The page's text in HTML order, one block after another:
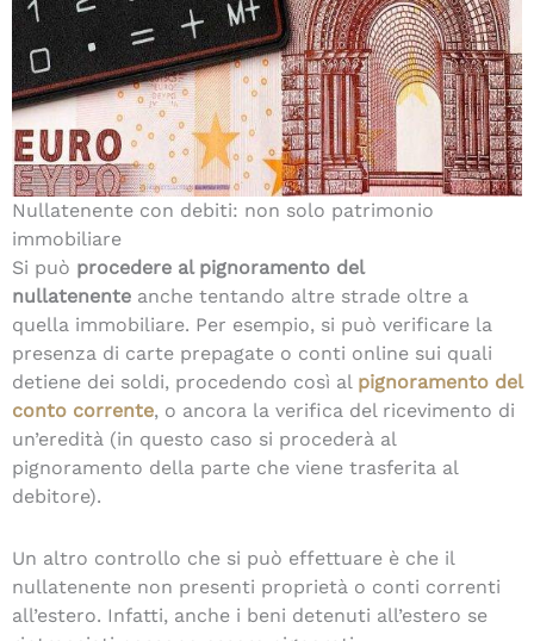
Nullatenente con debiti: non solo patrimonio
immobiliare
Si può procedere al pignoramento del
nullatenente anche tentando altre strade oltre a
quella immobiliare. Per esempio, si può verificare la
presenza di carte prepagate o conti online sui quali
detiene dei soldi, procedendo così al pignoramento del
conto corrente, o ancora la verifica del ricevimento di
un’eredità (in questo caso si procederà al
pignoramento della parte che viene trasferita al
debitore).
Un altro controllo che si può effettuare è che il
nullatenente non presenti proprietà o conti correnti
all’estero. Infatti, anche i beni detenuti all’estero se